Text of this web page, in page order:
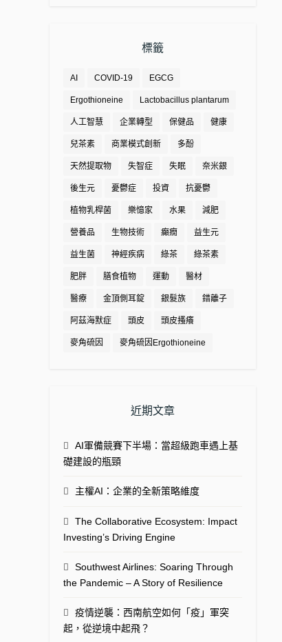
標籤
AI COVID-19 EGCG
Ergothioneine Lactobacillus plantarum
人工智慧 企業轉型 保健品 健康
兒茶素 商業模式創新 多酚
天然提取物 失智症 失眠 奈米銀
後生元 憂鬱症 投資 抗憂鬱
植物乳桿菌 樂憶家 水果 減肥
營養品 生物技術 癲癇 益生元
益生菌 神經疾病 綠茶 綠茶素
肥胖 膳食植物 運動 醫材
醫療 金頂側耳錠 銀髮族 錯離子
阿茲海默症 頭皮 頭皮搔癢
麥角硫因 麥角硫因Ergothioneine
近期文章
AI軍備競賽下半場：當超級跑車遇上基
礎建設的瓶頸
主權AI：企業的全新策略維度
The Collaborative Ecosystem: Impact
Investing’s Driving Engine
Southwest Airlines: Soaring Through
the Pandemic – A Story of Resilience
疫情逆襲：西南航空如何「疫」軍突
起，從逆境中起飛？